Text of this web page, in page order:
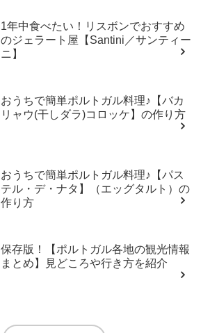
1年中食べたい！リスボンでおすすめ
のジェラート屋【Santini／サンティー
ニ】
おうちで簡単ポルトガル料理♪【バカ
リャウ(干しダラ)コロッケ】の作り方
おうちで簡単ポルトガル料理♪【パス
テル・デ・ナタ】（エッグタルト）の
作り方
保存版！【ポルトガル各地の観光情報
まとめ】見どころや行き方を紹介